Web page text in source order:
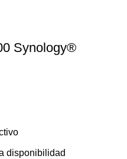
Synology®
disponibilidad